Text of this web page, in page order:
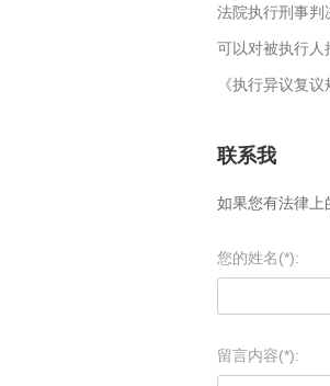
法院执行刑事判
可以对被执行人
《执行异议复
联系我
如果您有法律上
您的姓名(*):
留言内容(*):